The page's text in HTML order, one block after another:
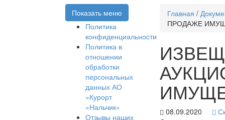
Показать меню
Политика
конфиденциальности
Политика в
отношении
обработки
персональных
данных АО
«Курорт
«Нальчик»
Отзывы наших
Главная /
ПРОДАЖЕ
08.09.2020